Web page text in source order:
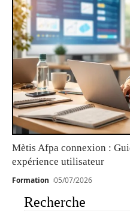
Mètis Afpa connexion :
expérience utilisateur
Formation 05/07/2026
Recherche